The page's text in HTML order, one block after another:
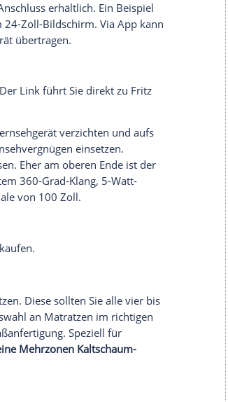
Der Link führt Sie direkt zu Fritz
hat, könnte noch ein Modell
des Geräts gegen einen
Sie Energie imCaravan
.
es schon für knappe 300
einem 21,5-Zoll-Bildschirm und
12-Volt-Anschluss erhältlich. Ein
mit einem 24-Zoll-Bildschirm. Via
auf das Gerät übertragen.